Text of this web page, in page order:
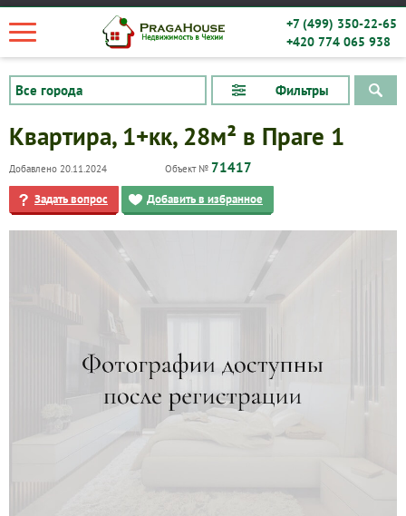
+7 (499) 350-22-65
+420 774 065 938
Фильтры
Квартира, 1+кк, 28м² в Праге 1
Добавлено 20.11.2024 Объект № 71417
Задать вопрос Добавить в избранное